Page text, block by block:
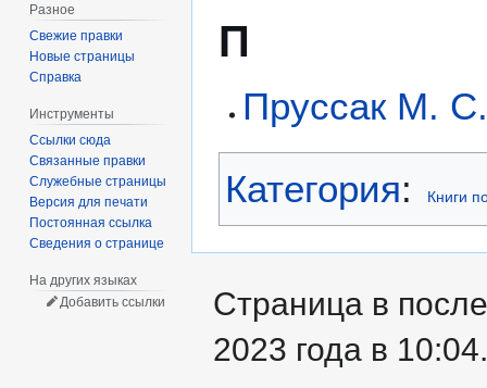
П
Пруссак М.
Категория: Книги
Разное
Свежие правки
Новые страницы
Справка
Инструменты
Ссылки сюда
Связанные правки
Служебные страницы
Версия для печати
Постоянная ссылка
Сведения о странице
На других языках
Добавить ссылки
Страница в
2023 года в 10:04.